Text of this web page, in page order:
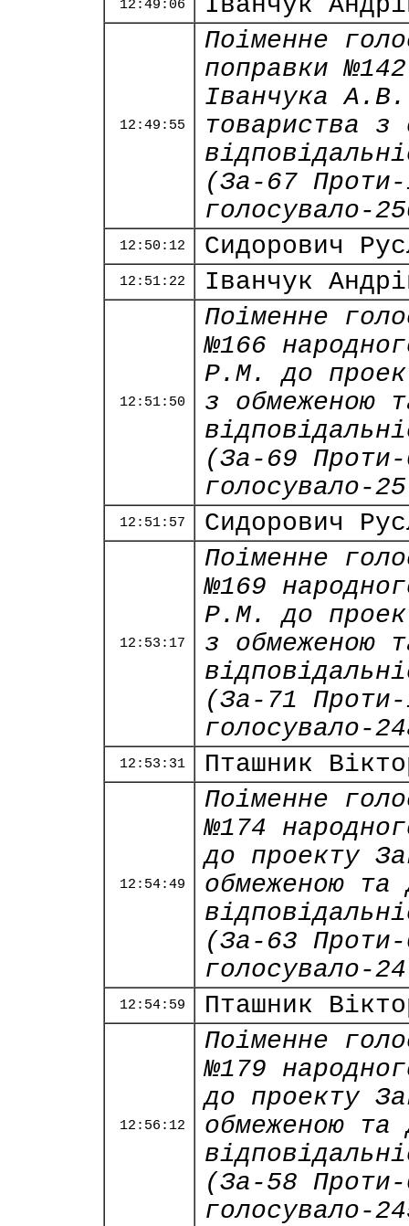
12:49:06
12:49:55
Поіменне
поправки
Іванчука
товариства з
(За-67
голосувало-
12:50:12 Сидорович
12:51:22 Іванчук
12:51:50
Поіменне
№166
Р.М. до
з обмеженою
(За-69
голосувало-
12:51:57 Сидорович
12:53:17
Поіменне
№169
Р.М. до
з обмеженою
(За-71
голосувало-
12:53:31 Пташник
12:54:49
Поіменне
№174
до проекту
обмеженою та
(За-63
голосувало-
12:54:59 Пташник
12:56:12
Поіменне
№179
до проекту
обмеженою та
(За-58
голосувало-